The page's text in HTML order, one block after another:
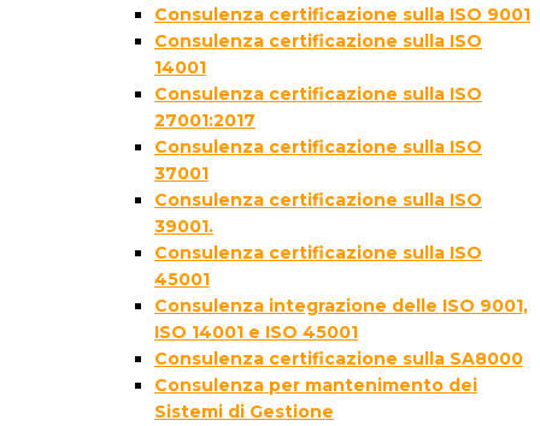
Consulenza certificazione sulla ISO 9001
Consulenza certificazione sulla ISO
14001
Consulenza certificazione sulla ISO
27001:2017
Consulenza certificazione sulla ISO
37001
Consulenza certificazione sulla ISO
39001.
Consulenza certificazione sulla ISO
45001
Consulenza integrazione delle ISO 9001,
ISO 14001 e ISO 45001
Consulenza certificazione sulla SA8000
Consulenza per mantenimento dei
Sistemi di Gestione